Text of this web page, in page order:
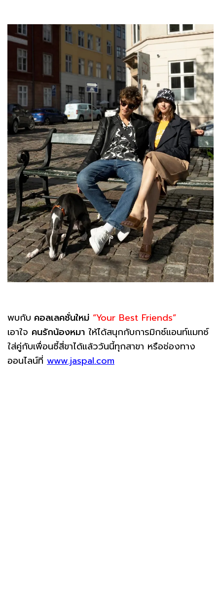
พบกับ คอลเลคชั่นใหม่ “Your Best Friends”
เอาใจ คนรักน้องหมา ให้ได้สนุกกับการมิกซ์แอนท์แมทซ์
ใส่คู่กับเพื่อนซี้สี่ขาได้แล้ววันนี้ทุกสาขา หรือช่องทาง
ออนไลน์ที่ www.jaspal.com